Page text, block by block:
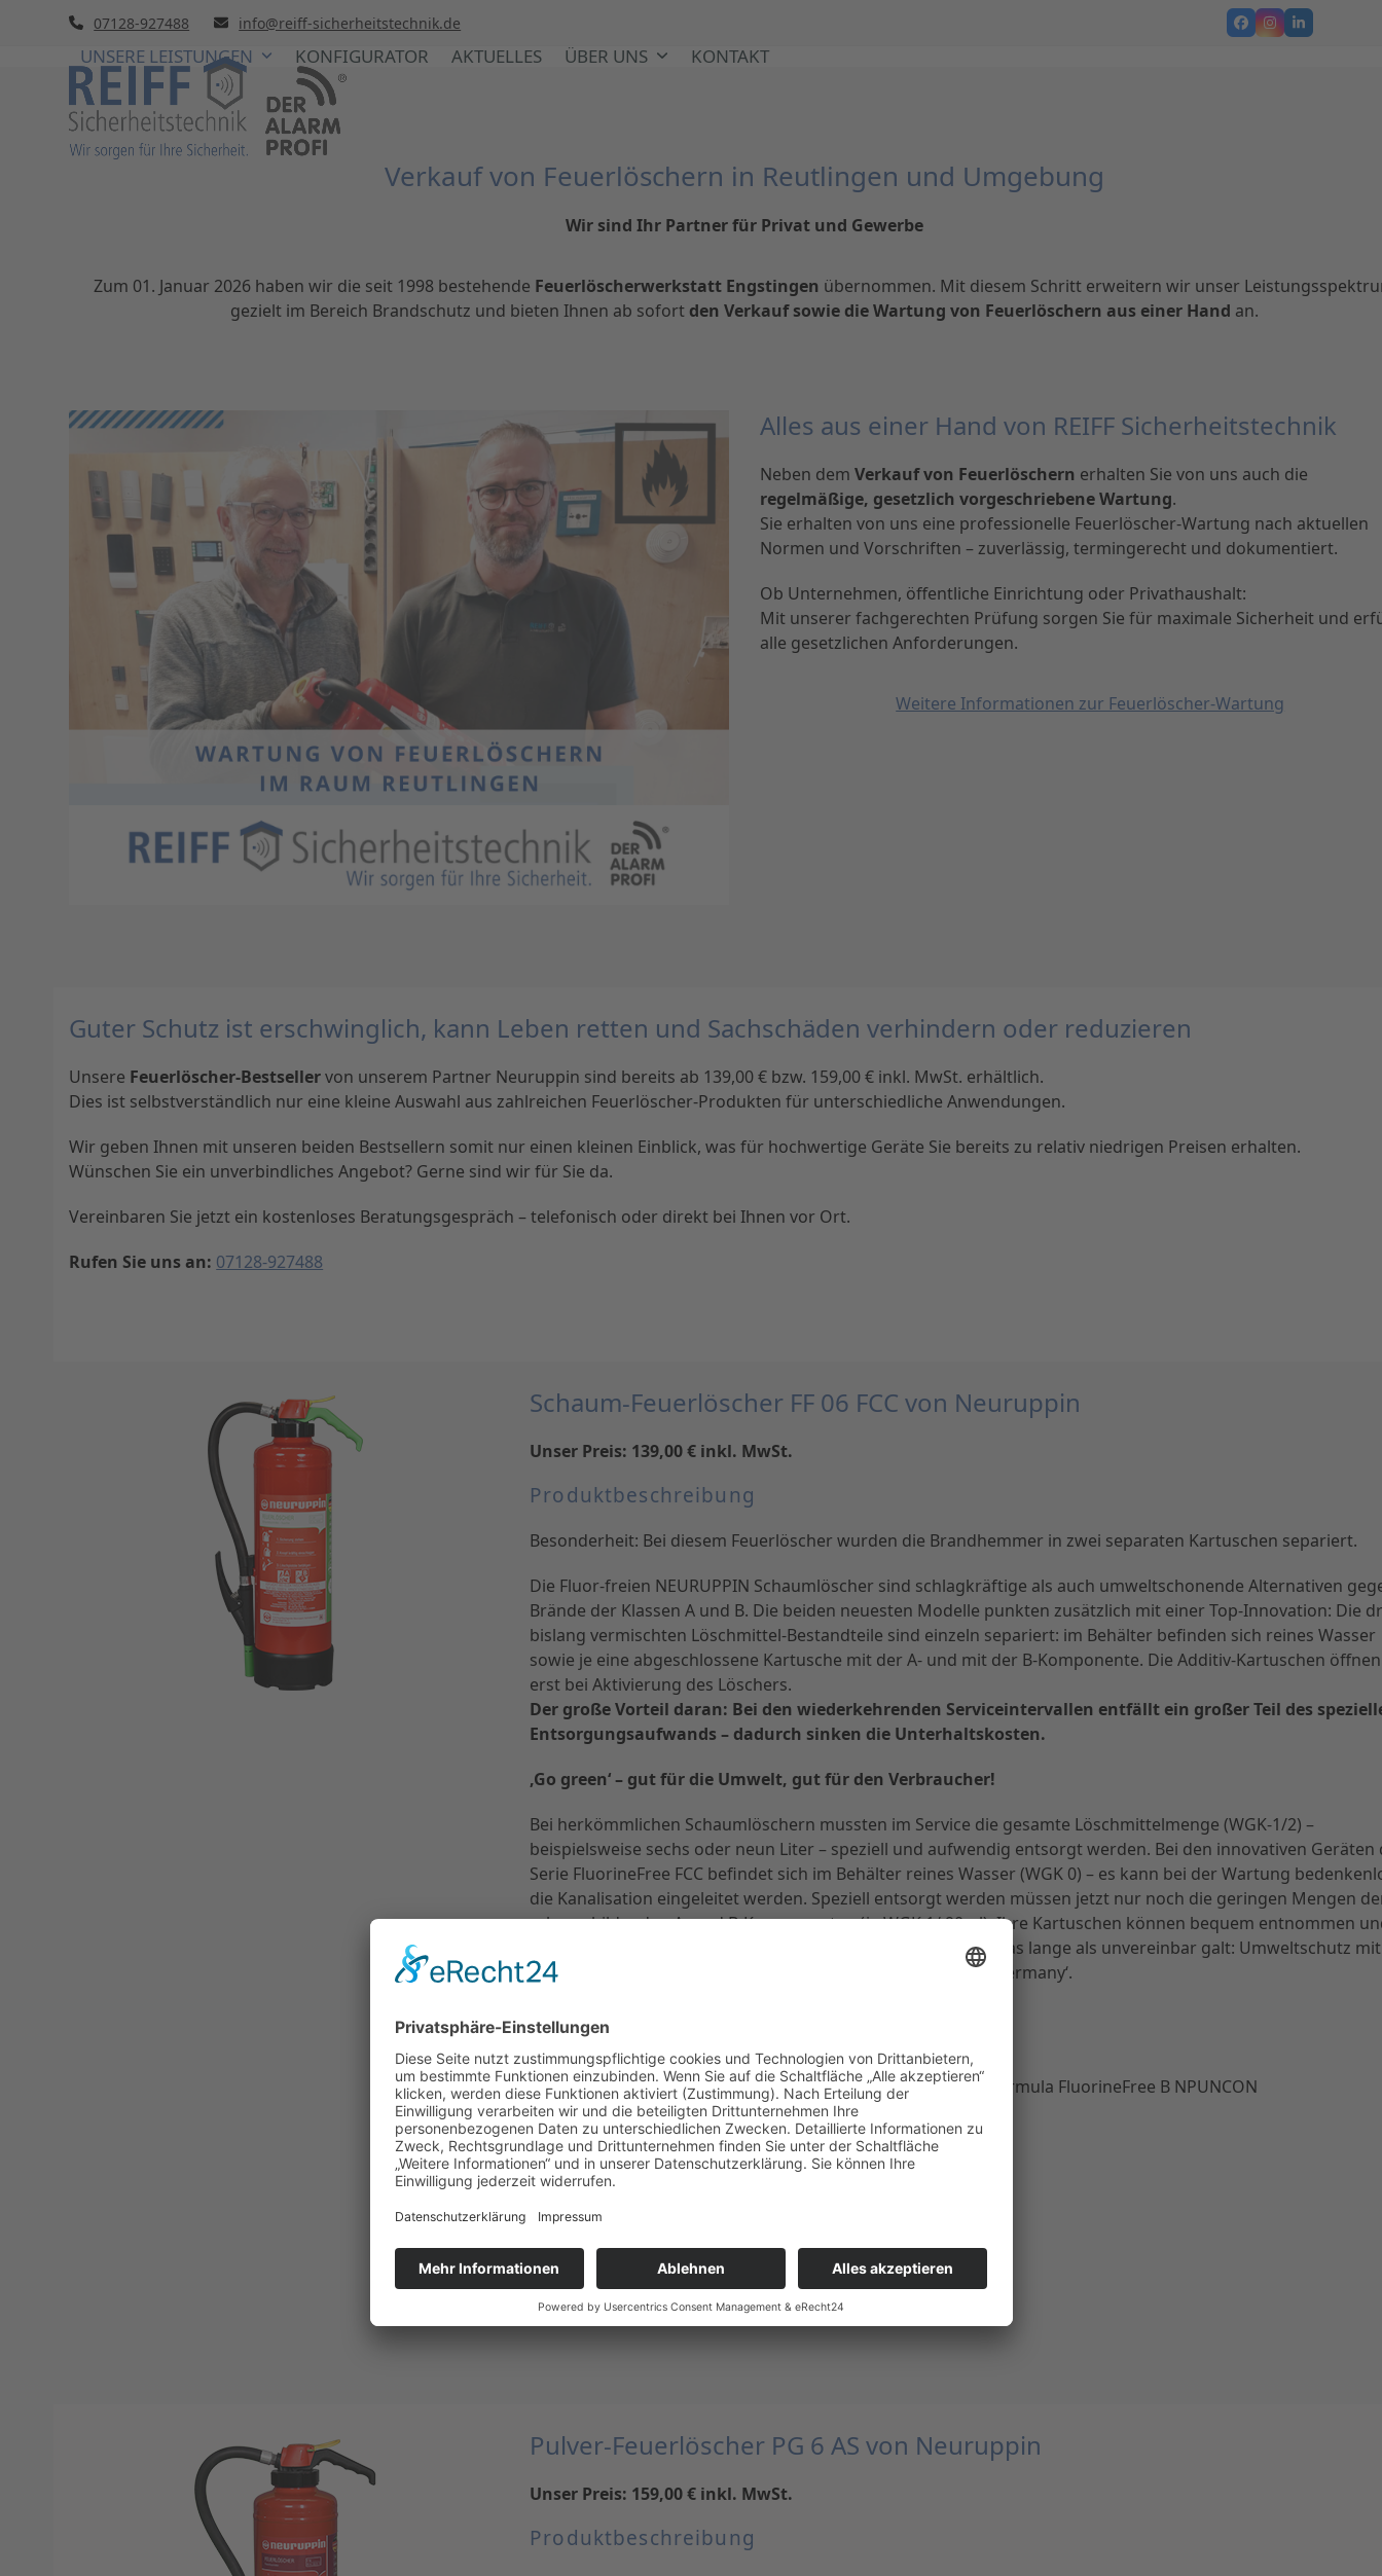
07128-927488 info@reiff-sicherheitstechnik.de Facebook
Instagram
LinkedIn
UNSERE LEISTUNGEN KONFIGURATOR AKTUELLES ÜBER UNS KONTAKT
Verkauf von Feuerlöschern in Reutlingen und Umgebung
Wir sind Ihr Partner für Privat und Gewerbe
Zum 01. Januar 2026 haben wir die seit 1998 bestehende Feuerlöscherwerkstatt Engstingen übernommen. Mit diesem Schritt erweitern wir unser
gezielt im Bereich Brandschutz und bieten Ihnen ab sofort den Verkauf sowie die Wartung von Feuerlöschern aus einer Hand an.
Alles aus einer Hand von REIFF Sicherheitstechnik
Neben demVerkauf von Feuerlöschern erhalten Sie von uns auch die
regelmäßige, gesetzlich vorgeschriebene Wartung.
Sie erhalten von uns eine professionelle Feuerlöscher-Wartung nach aktuellen
Normen und Vorschriften – zuverlässig, termingerecht und dokumentiert.
Ob Unternehmen, öffentliche Einrichtung oder Privathaushalt:
Mit unserer fachgerechten Prüfung sorgen Sie für maximale Sicherheit und
alle gesetzlichen Anforderungen.
Weitere Informationen zur Feuerlöscher-Wartung
Guter Schutz ist erschwinglich, kann Leben retten und Sachschäden verhindern oder reduzieren
Unsere Feuerlöscher-Bestsellervon unserem Partner Neuruppin sind bereits ab 139,00 € bzw. 159,00 € inkl. MwSt. erhältlich.
Dies ist selbstverständlich nur eine kleine Auswahl aus zahlreichen Feuerlöscher-Produkten für unterschiedliche Anwendungen.
Wir geben Ihnen mit unseren beiden Bestsellern somit nur einen kleinen Einblick, was für hochwertige Geräte Sie bereits zu relativ niedrigen Preisen erhalten.
Wünschen Sie ein unverbindliches Angebot? Gerne sind wir für Sie da.
Vereinbaren Sie jetzt ein kostenloses Beratungsgespräch – telefonisch oder direkt bei Ihnen vor Ort.
Rufen Sie uns an: 07128-927488
Schaum-Feuerlöscher FF 06 FCC von Neuruppin
Unser Preis: 139,00 € inkl. MwSt.
Produktbeschreibung
Besonderheit: Bei diesem Feuerlöscher wurden die Brandhemmer in zwei separaten Kartuschen separiert.
Die Fluor-freien NEURUPPIN Schaumlöscher sind schlagkräftige als auch umweltschonende Alternativen
Brände der Klassen A und B. Die beiden neuesten Modelle punkten zusätzlich mit einer Top-Innovation: Die
bislang vermischten Löschmittel-Bestandteile sind einzeln separiert: im Behälter befinden sich reines Wasser
sowie je eine abgeschlossene Kartusche mit der A- und mit der B-Komponente. Die Additiv-Kartuschen
erst bei Aktivierung des Löschers.
Der große Vorteil daran: Bei den wiederkehrenden Serviceintervallen entfällt ein großer Teil des
Entsorgungsaufwands – dadurch sinken die Unterhaltskosten.
‚Go green‘ – gut für die Umwelt, gut für den Verbraucher!
Bei herkömmlichen Schaumlöschern mussten im Service die gesamte Löschmittelmenge (WGK-1/2) –
beispielsweise sechs oder neun Liter – speziell und aufwendig entsorgt werden. Bei den innovativen Geräten
Serie FluorineFree FCC befindet sich im Behälter reines Wasser (WGK 0) – es kann bei der Wartung
die Kanalisation eingeleitet werden. Speziell entsorgt werden müssen jetzt nur noch die geringen Mengen
schaumbildenden A- und B-Komponenten (je WGK 1/ 90ml). Ihre Kartuschen können bequem entnommen
der Verwertung zugeführt werden. So vereint NEURUPPIN, was lange als unvereinbar galt: Umweltschutz mit
Kosteneffizienz. Getreu unserem Motto ‚Go green, Made in Germany‘.
Technische Daten:
Füllmenge (l): 6
Löschmittel: 5.82l H2O + 0.09l Formula A NPUNCON + 0.09l Formula FluorineFree B NPUNCON
Rating: 27A 144B
Temperatur (°C): +5 / +60
Gewicht (kg): 10.6
Breite (mm): 290
Höhe (mm): 545
Spritzweite (m): 4-6
Foto, Beschreibung und technische Daten: Neuruppin
Pulver-Feuerlöscher PG 6 AS von Neuruppin
Unser Preis: 159,00 € inkl. MwSt.
Produktbeschreibung